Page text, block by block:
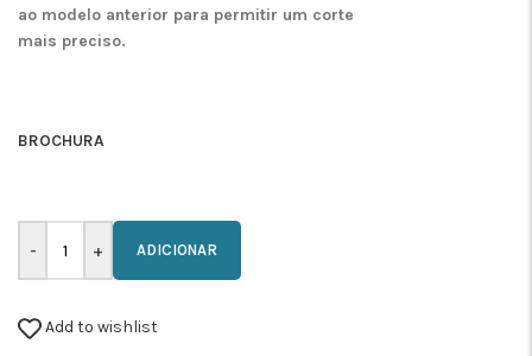
ao modelo anterior para permitir um corte
mais preciso.
BROCHURA
ADICIONAR
Add to wishlist